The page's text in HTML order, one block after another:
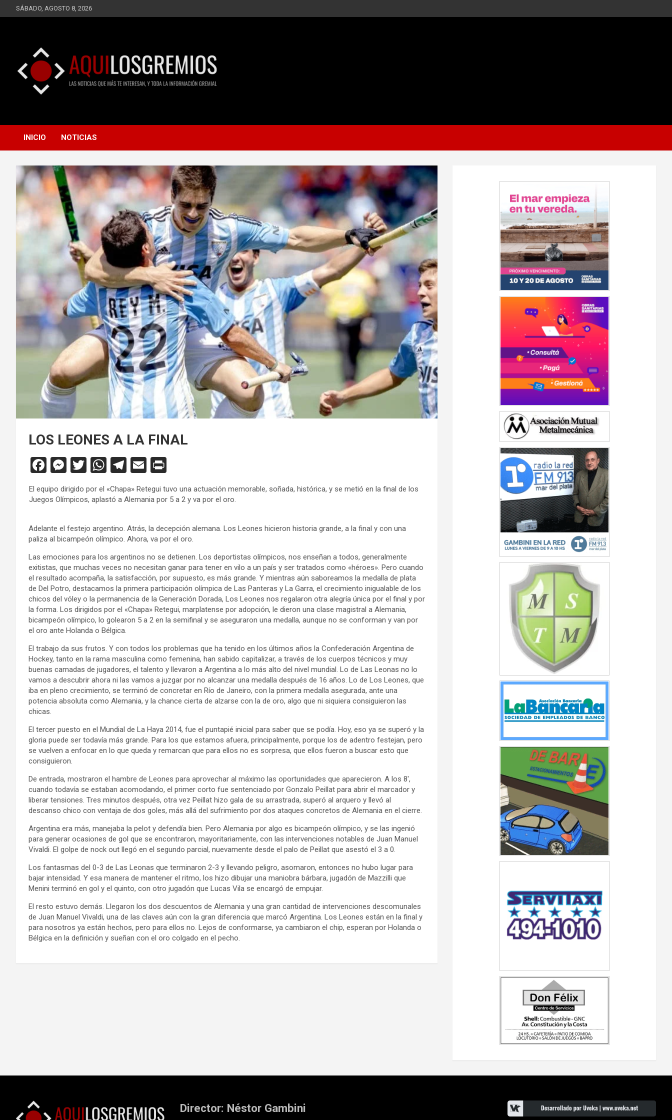
Saltar
al
SÁBADO, AGOSTO 8, 2026
AQUÍ LOS GREMIOS
INFORMACIÓN GREMIAL
INICIO
NOTICIAS
LOS LEONES A LA FINAL
F
a
ce
o
o
k
M
es
se
g
er
T
tt
W
h
at
A
p
p
T
el
e
a
m
E
m
ail tF
e
n
dl
y
El equipo dirigido por el «Chapa» Retegui tuvo una actuación memorable, soñada, histórica, y se metió en la final de los
Juegos Olímpicos, aplastó a Alemania por 5 a 2 y va por el oro.
Adelante el festejo argentino. Atrás, la decepción alemana. Los Leones hicieron historia grande, a la final y con una
paliza al bicampeón olímpico. Ahora, va por el oro.
Las emociones para los argentinos no se detienen. Los deportistas olímpicos, nos enseñan a todos, generalmente
exitistas, que muchas veces no necesitan ganar para tener en vilo a un país y ser tratados como «héroes». Pero cuando
el resultado acompaña, la satisfacción, por supuesto, es más grande. Y mientras aún saboreamos la medalla de plata
de Del Potro, destacamos la primera participación olímpica de Las Panteras y La Garra, el crecimiento inigualable de los
chicos del vóley o la permanencia de la Generación Dorada, Los Leones nos regalaron otra alegría única por el final y por
la forma. Los dirigidos por el «Chapa» Retegui, marplatense por adopción, le dieron una clase magistral a Alemania,
bicampeón olímpico, lo golearon 5 a 2 en la semifinal y se aseguraron una medalla, aunque no se conforman y van por
el oro ante Holanda o Bélgica.
El trabajo da sus frutos. Y con todos los problemas que ha tenido en los últimos años la Confederación Argentina de
Hockey, tanto en la rama masculina como femenina, han sabido capitalizar, a través de los cuerpos técnicos y muy
buenas camadas de jugadores, el talento y llevaron a Argentina a lo más alto del nivel mundial. Lo de Las Leonas no lo
vamos a descubrir ahora ni las vamos a juzgar por no alcanzar una medalla después de 16 años. Lo de Los Leones, que
iba en pleno crecimiento, se terminó de concretar en Río de Janeiro, con la primera medalla asegurada, ante una
potencia absoluta como Alemania, y la chance cierta de alzarse con la de oro, algo que ni siquiera consiguieron las
chicas.
El tercer puesto en el Mundial de La Haya 2014, fue el puntapié inicial para saber que se podía. Hoy, eso ya se superó y la
gloria puede ser todavía más grande. Para los que estamos afuera, principalmente, porque los de adentro festejan, pero
se vuelven a enfocar en lo que queda y remarcan que para ellos no es sorpresa, que ellos fueron a buscar esto que
consiguieron.
De entrada, mostraron el hambre de Leones para aprovechar al máximo las oportunidades que aparecieron. A los 8′,
cuando todavía se estaban acomodando, el primer corto fue sentenciado por Gonzalo Peillat para abrir el marcador y
liberar tensiones. Tres minutos después, otra vez Peillat hizo gala de su arrastrada, superó al arquero y llevó al
descanso chico con ventaja de dos goles, más allá del sufrimiento por dos ataques concretos de Alemania en el cierre.
Argentina era más, manejaba la pelot y defendía bien. Pero Alemania por algo es bicampeón olímpico, y se las ingenió
para generar ocasiones de gol que se encontraron, mayoritariamente, con las intervenciones notables de Juan Manuel
Vivaldi. El golpe de nock out llegó en el segundo parcial, nuevamente desde el palo de Peillat que asestó el 3 a 0.
Los fantasmas del 0-3 de Las Leonas que terminaron 2-3 y llevando peligro, asomaron, entonces no hubo lugar para
bajar intensidad. Y esa manera de mantener el ritmo, los hizo dibujar una maniobra bárbara, jugadón de Mazzilli que
Menini terminó en gol y el quinto, con otro jugadón que Lucas Vila se encargó de empujar.
El resto estuvo demás. Llegaron los dos descuentos de Alemania y una gran cantidad de intervenciones descomunales
de Juan Manuel Vivaldi, una de las claves aún con la gran diferencia que marcó Argentina. Los Leones están en la final y
para nosotros ya están hechos, pero para ellos no. Lejos de conformarse, ya cambiaron el chip, esperan por Holanda o
Bélgica en la definición y sueñan con el oro colgado en el pecho.
Director: Néstor Gambini